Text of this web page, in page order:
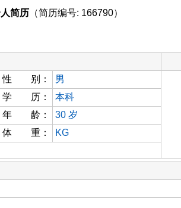
简历（简历编号: 166790）
性 别：
男
学 历：
本科
年 龄： 30 岁
体 重： KG